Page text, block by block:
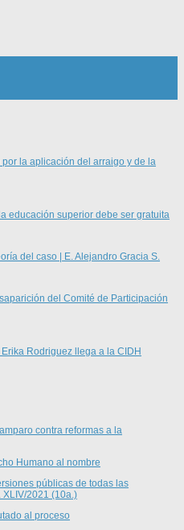
la aplicación del arraigo y de la
educación superior debe ser gratuita
del caso | E. Alejandro Gracia S.
del Comité de Participación
Rodriguez llega a la CIDH
contra reformas a la
Humano al nombre
públicas de todas las
XLIV/2021 (10a.)
al proceso